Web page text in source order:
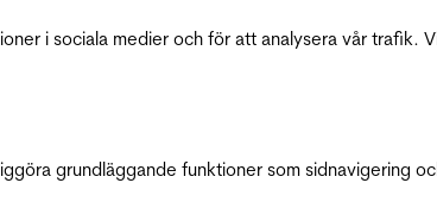
i sociala medier och för att analysera vår trafik.
grundläggande funktioner som sidnavigering